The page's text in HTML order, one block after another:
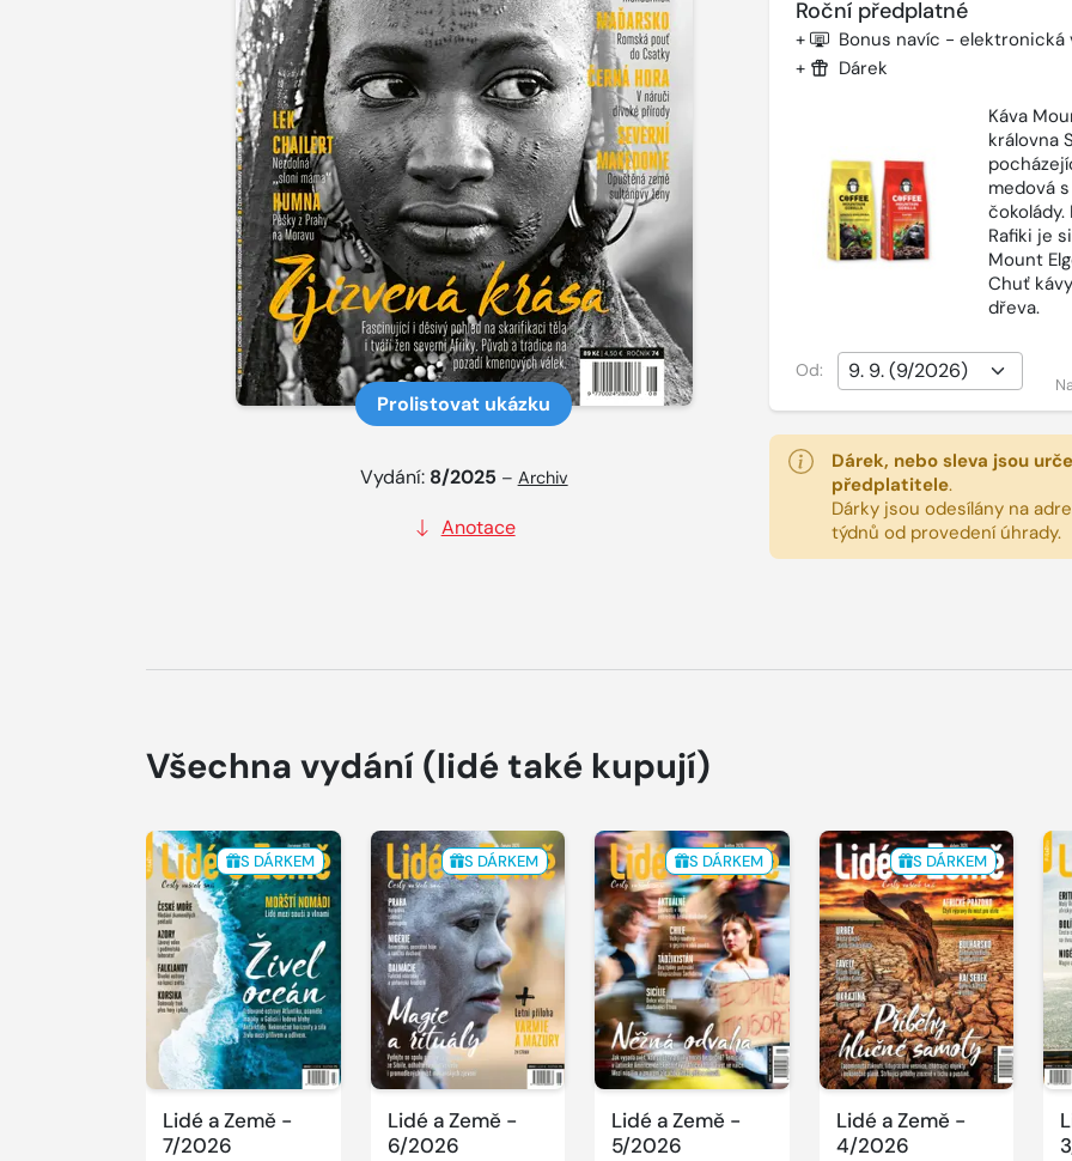
Prolistovat ukázku
Vydání: 8/2025 – Archiv
Anotace
Roční předplatné
+ Bonus navíc - elektronická
+
Dárek
Káva
královna
medová
Rafiki je
Mount
Chuť
dřeva.
Od:
Dárek, nebo sleva jsou
předplatitele.
Dárky jsou odesílány na
týdnů od provedení úhrady.
Všechna vydání (lidé také kupují)
S DÁRKEM
Lidé a Země -
7/2026
S DÁRKEM
Lidé a Země -
6/2026
S DÁRKEM
Lidé a Země -
5/2026
S DÁRKEM
Lidé a Země -
4/2026